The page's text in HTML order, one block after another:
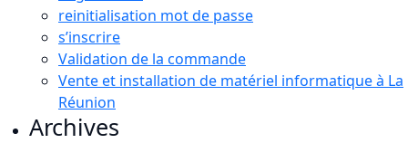
reinitialisation mot de passe
s’inscrire
Validation de la commande
Vente et installation de matériel informatique à La
Réunion
Archives